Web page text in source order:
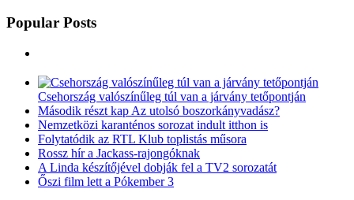
Popular Posts
Csehország valószínűleg túl van a járvány tetőpontján
Második részt kap Az utolsó boszorkányvadász?
Nemzetközi karanténos sorozat indult itthon is
Folytatódik az RTL Klub toplistás műsora
Rossz hír a Jackass-rajongóknak
A Linda készítőjével dobják fel a TV2 sorozatát
Őszi film lett a Pókember 3